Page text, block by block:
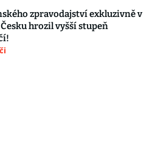
zpravodajství exkluzivně v
hrozil vyšší stupeň